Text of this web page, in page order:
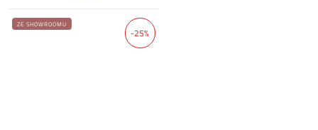
-25%
ZE SHOWROOMU